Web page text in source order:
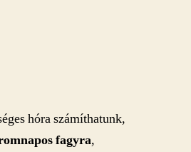
hóra számíthatunk,
fagyra,